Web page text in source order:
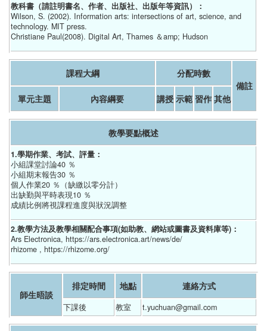
教科書（請註明書名、作者、出版社、出版年等資訊）：
Wilson, S. (2002). Information arts: intersections of art, science, and
technology. MIT press.
Christiane Paul(2008). Digital Art, Thames ＆amp; Hudson
課程大綱
分配時數
備註
單元主題
內容綱要 講授 示範 習作 其他
教學要點概述
1.學期作業、考試、評量：
小組課堂討論40 ％
小組期末報告30 ％
個人作業20 ％（缺繳以零分計）
出缺勤與平時表現10 ％
成績比例將視課程進度與狀況調整
2.教學方法及教學相關配合事項(如助教、網站或圖書及資料庫等)：
Ars Electronica, https://ars.electronica.art/news/de/
rhizome , https://rhizome.org/
師生晤談
排定時間 地點 連絡方式
下課後 教室 t.yuchuan@gmail.com